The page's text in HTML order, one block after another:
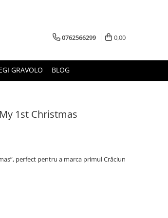
0762566299 0,00
GRAVOLO BLOG
1st Christmas
perfect pentru a marca primul Crăciun